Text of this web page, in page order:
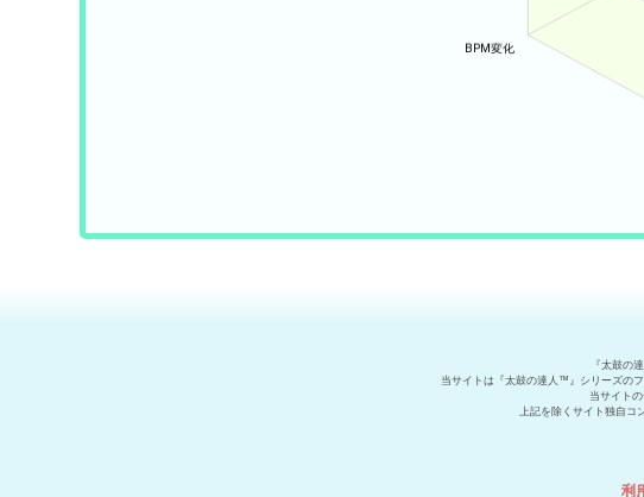
『太鼓の
当サイトは『太鼓の達人™』シリーズの
当サイト
上記を除くサイト独自コ
利